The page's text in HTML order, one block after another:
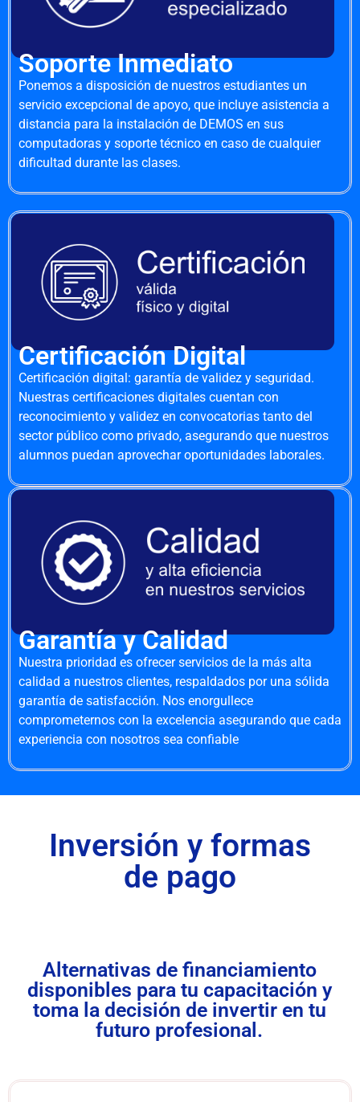
Soporte Inmediato
Ponemos a disposición de nuestros estudiantes un
servicio excepcional de apoyo, que incluye asistencia a
distancia para la instalación de DEMOS en sus
computadoras y soporte técnico en caso de cualquier
dificultad durante las clases.
Certificación Digital
Certificación digital: garantía de validez y seguridad.
Nuestras certificaciones digitales cuentan con
reconocimiento y validez en convocatorias tanto del
sector público como privado, asegurando que nuestros
alumnos puedan aprovechar oportunidades laborales.
Garantía y Calidad
Nuestra prioridad es ofrecer servicios de la más alta
calidad a nuestros clientes, respaldados por una sólida
garantía de satisfacción. Nos enorgullece
comprometernos con la excelencia asegurando que cada
experiencia con nosotros sea confiable
Inversión y formas
de pago
Alternativas de financiamiento
disponibles para tu capacitación y
toma la decisión de invertir en tu
futuro profesional.